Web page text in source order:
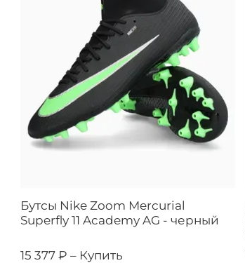
Бутсы Nike Zoom Mercurial
Superfly 11 Academy AG - черный
15 377 ₽ – Купить